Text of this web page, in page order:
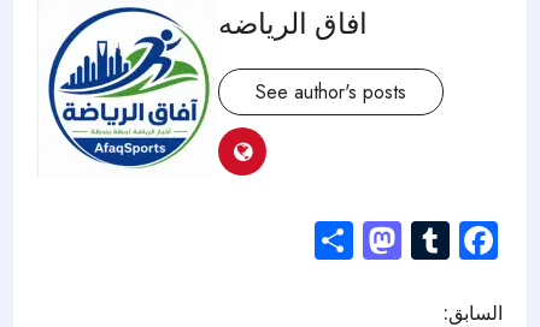
افاق الرياضه
See author's posts
Facebook
Tumblr
Mastodon
السابق: